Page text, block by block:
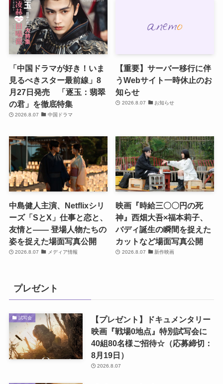
「中国ドラマが好き！いま
見るべきスター最前線」8
月27日発売 「逐玉：翡翠
の君」を徹底特集
2026.8.07 中国ドラマ
【重要】サーバー移行に伴
うWebサイト一時休止のお
知らせ
2026.8.07 お知らせ
中島健人主演、Netflixシリ
ーズ「SとX」仕事と恋と、
友情と―― 登場人物たちの
姿を捉えた場面写真公開
2026.8.07 メディア情報
映画『時給三〇〇円の死
神』西畑大吾×福本莉子、
バディ誕生の瞬間を捉えた
カットなど場面写真公開
2026.8.07 新作映画
プレゼント
試写会
【プレゼント】ドキュメンタリー
映画『戦場0地点』特別試写会に
40組80名様ご招待☆（応募締切：
8月19日）
2026.8.07